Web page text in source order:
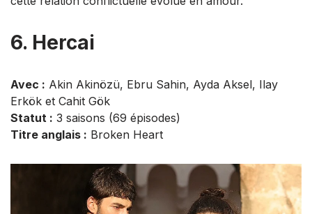
6. Hercai
Avec : Akin Akinözü, Ebru Sahin, Ayda Aksel, Ilay
Erkök et Cahit Gök
Statut : 3 saisons (69 épisodes)
Titre anglais : Broken Heart